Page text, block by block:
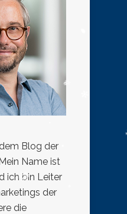
Blog der
Name ist
ich bin Leiter
der
die